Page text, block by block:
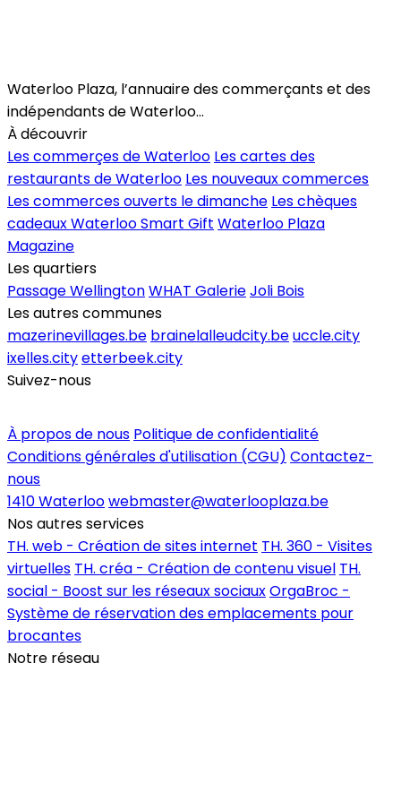
Waterloo Plaza, l’annuaire des commerçants et des
indépendants de Waterloo...
À découvrir
Les commerçes de Waterloo Les cartes des
restaurants de Waterloo Les nouveaux commerces
Les commerces ouverts le dimanche Les chèques
cadeaux Waterloo Smart Gift Waterloo Plaza
Magazine
Les quartiers
Passage WellingtonWHAT GalerieJoli Bois
Les autres communes
mazerinevillages.be brainelalleudcity.beuccle.city
ixelles.cityetterbeek.city
Suivez-nous
À propos de nous Politique de confidentialité
Conditions générales d'utilisation (CGU) Contactez-
nous
1410 Waterloowebmaster@waterlooplaza.be
Nos autres services
TH. web - Création de sites internet TH. 360 - Visites
virtuelles TH. créa - Création de contenu visuel TH.
social - Boost sur les réseaux sociauxOrgaBroc -
Système de réservation des emplacements pour
brocantes
Notre réseau